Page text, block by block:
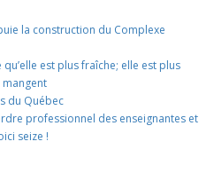
la construction du Complexe
est plus fraîche; elle est plus
du Québec
professionnel des enseignantes et
seize !